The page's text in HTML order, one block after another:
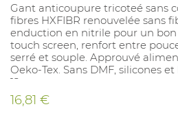
Gant anticoupure tricoteé sans
fibres HXFIBR renouvelée sans
enduction en nitrile pour un bon
touch screen, renfort entre
serré et souple. Approuvé
Oeko-Tex. Sans DMF, silicones
12.
16,81 €